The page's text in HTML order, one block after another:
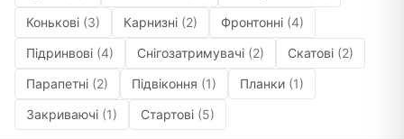
Конькові (3) Карнизні (2) Фронтонні (4)
Підринвові (4) Снігозатримувачі (2) Скатові (2)
Парапетні (2) Підвіконня (1) Планки (1)
Закриваючі (1) Стартові (5)